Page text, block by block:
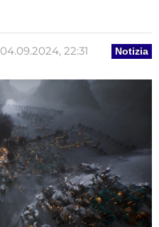
Notizia
04.09.2024, 22:31